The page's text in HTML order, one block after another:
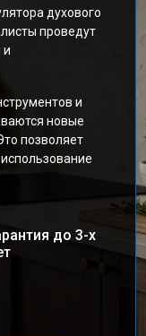
духового
проведут
и
и
новые
позволяет
до 3-х